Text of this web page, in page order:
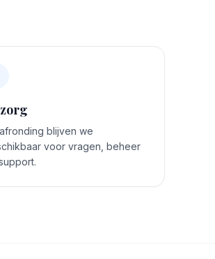
blijven we
voor vragen, beheer